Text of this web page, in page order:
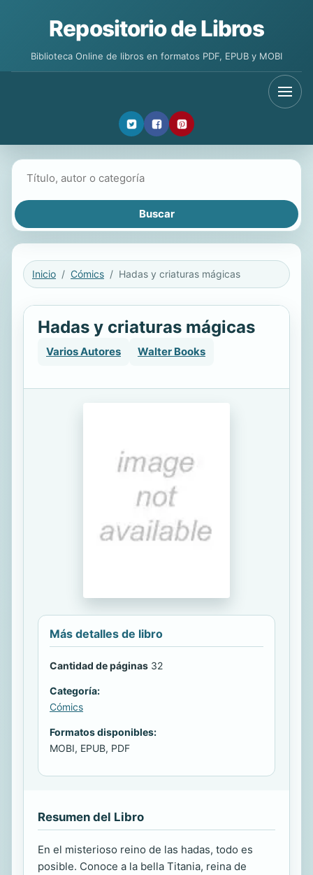
Repositorio de Libros
Biblioteca Online de libros en formatos PDF, EPUB y MOBI
Inicio Cómics Hadas y criaturas mágicas
Hadas y criaturas mágicas
Varios Autores Walter Books
Más detalles de libro
Cantidad de páginas 32
Categoría:
Cómics
Formatos disponibles:
MOBI, EPUB, PDF
Resumen del Libro
En el misterioso reino de las hadas, todo es
posible. Conoce a la bella Titania, reina de